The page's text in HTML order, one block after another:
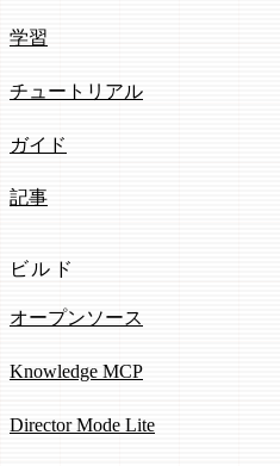
学習
チュートリアル
ガイド
記事
ビルド
オープンソース
Knowledge MCP
Director Mode Lite